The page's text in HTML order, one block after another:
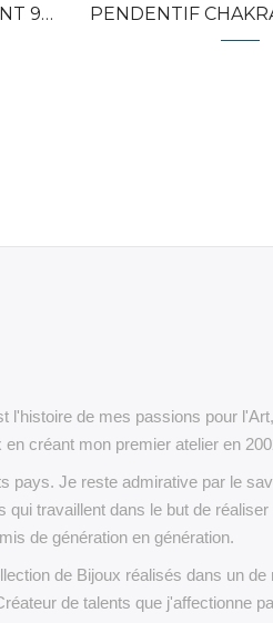
PENDENTIF CHAKRA
l'histoire de mes passions pour
créant mon premier atelier en
pays. Je reste admirative par le
qui travaillent dans le but de réaliser
de génération en génération.
de Bijoux réalisés dans un de
de talents que j'affectionne